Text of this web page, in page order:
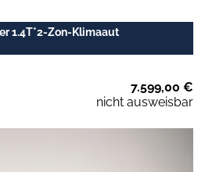
1.4T*2-Zon-Klimaaut
7.599,00 €
nicht ausweisbar